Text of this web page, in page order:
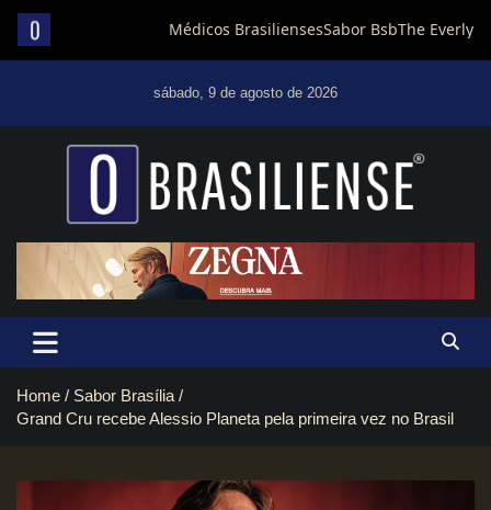
sábado, 9 de agosto de 2026
Um diário de notícias que trabalha por Brasília
Home
Sabor Brasília
Grand Cru recebe Alessio Planeta pela primeira vez no Brasil